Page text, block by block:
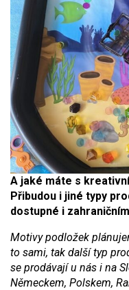
A jaké máte s
Přibudou i jiné typy
dostupné i
Motivy podložek
to sami, tak další typ
se prodávají u nás i na
Německem, Polskem,